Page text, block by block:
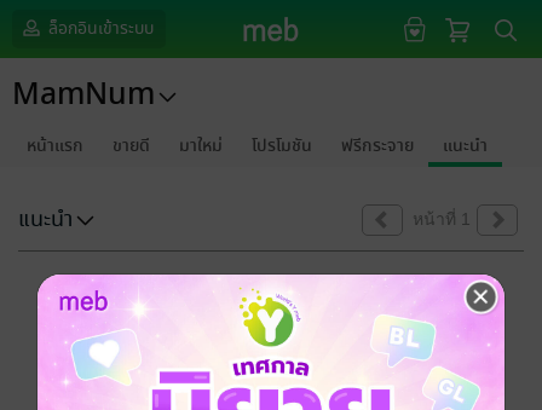
ล็อกอินเข้าระบบ
MamNum
หน้าแรก ขายดี มาใหม่ โปรโมชัน ฟรีกระจาย แนะนำ
แนะนำ หน้าที่ 1
ขออภัยด้วยนะคะ
ไม่พบข้อมูลในหัวข้อที่คุณกำลังชมค่ะ